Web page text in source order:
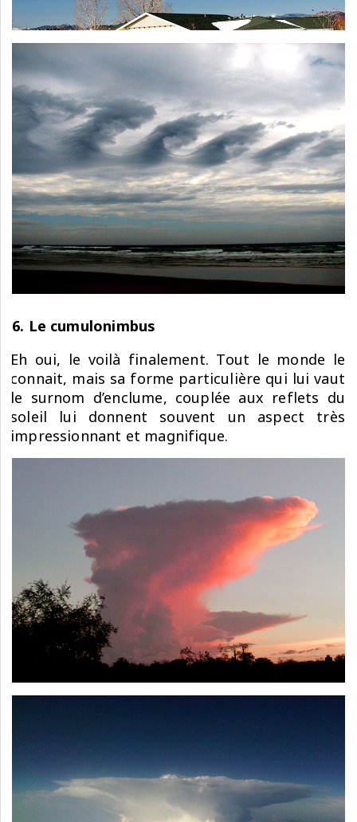
6. Le cumulonimbus
Eh oui, le voilà finalement. Tout le monde le
connait, mais sa forme particulière qui lui vaut
le surnom d’enclume, couplée aux reflets du
soleil lui donnent souvent un aspect très
impressionnant et magnifique.